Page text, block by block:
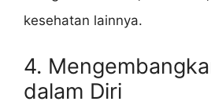
kesehatan lainnya.
4.
dalam Diri